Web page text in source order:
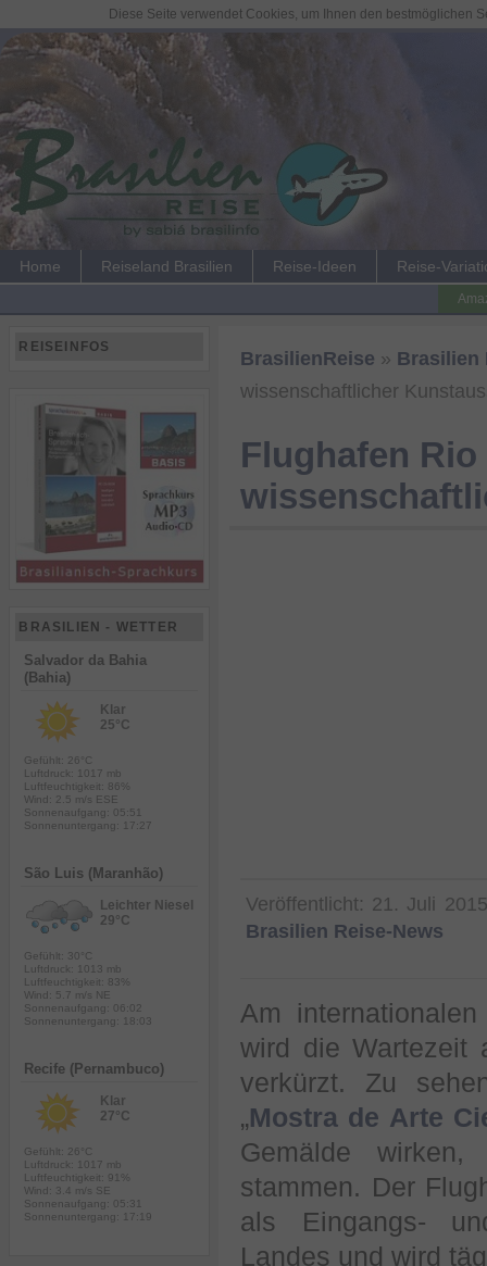
Home Reiseland Brasilien Reise-Ideen Reise-
BrasilienReise » Brasilien
wissenschaftlicher
Flughafen
Veröffentlicht: 21. Juli 2015
Brasilien Reise-News
Am
wird die Wartezeit
verkürzt. Zu
„Mostra de Arte
Gemälde wirken,
stammen. Der
als Eingangs-
Landes und wird
REISEINFOS
BRASILIEN - WETTER
Salvador da Bahia
(Bahia)
Klar
25°C
Gefühlt: 26°C
Luftdruck: 1017 mb
Luftfeuchtigkeit: 86%
Wind: 2.5 m/s ESE
Sonnenaufgang: 05:51
Sonnenuntergang: 17:27
São Luis (Maranhão)
Leichter Niesel
29°C
Gefühlt: 30°C
Luftdruck: 1013 mb
Luftfeuchtigkeit: 83%
Wind: 5.7 m/s NE
Sonnenaufgang: 06:02
Sonnenuntergang: 18:03
Recife (Pernambuco)
Klar
27°C
Gefühlt: 26°C
Luftdruck: 1017 mb
Luftfeuchtigkeit: 91%
Wind: 3.4 m/s SE
Sonnenaufgang: 05:31
Sonnenuntergang: 17:19
Diese Seite verwendet Cookies, um Ihnen den bestmöglichen